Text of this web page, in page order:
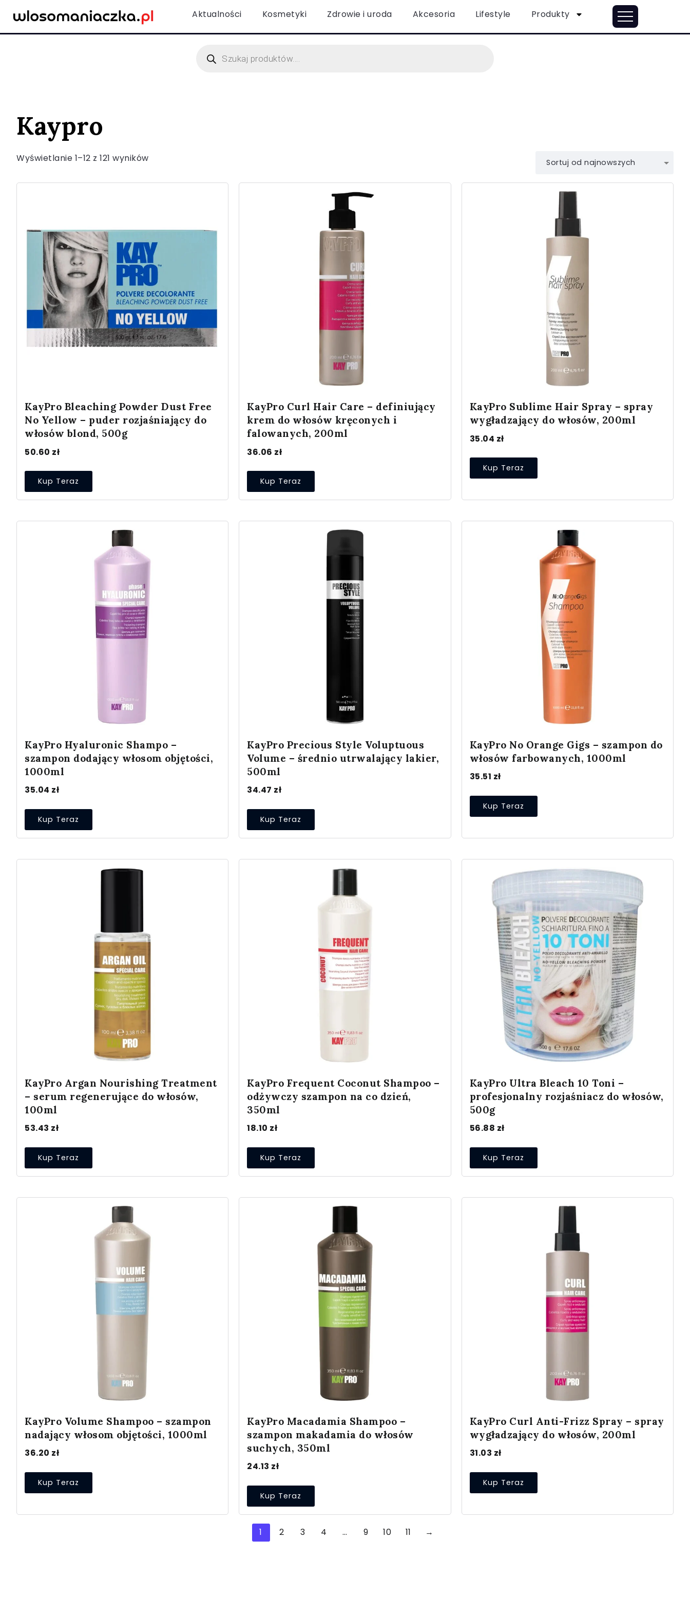
Aktualności Kosmetyki Zdrowie i uroda Akcesoria Lifestyle Produkty
Kaypro
Wyświetlanie 1–12 z 121 wyników
KayPro Bleaching Powder Dust Free
No Yellow – puder rozjaśniający do
włosów blond, 500g
50.60 zł
Kup Teraz
KayPro Curl Hair Care – definiujący
krem do włosów kręconych i
falowanych, 200ml
36.06 zł
Kup Teraz
KayPro Sublime Hair Spray – spray
wygładzający do włosów, 200ml
35.04 zł
Kup Teraz
KayPro Hyaluronic Shampo –
szampon dodający włosom objętości,
1000ml
35.04 zł
Kup Teraz
KayPro Precious Style Voluptuous
Volume – średnio utrwalający lakier,
500ml
34.47 zł
Kup Teraz
KayPro No Orange Gigs – szampon do
włosów farbowanych, 1000ml
35.51 zł
Kup Teraz
KayPro Argan Nourishing Treatment
– serum regenerujące do włosów,
100ml
53.43 zł
Kup Teraz
KayPro Frequent Coconut Shampoo –
odżywczy szampon na co dzień,
350ml
18.10 zł
Kup Teraz
KayPro Ultra Bleach 10 Toni –
profesjonalny rozjaśniacz do włosów,
500g
56.88 zł
Kup Teraz
KayPro Volume Shampoo – szampon
nadający włosom objętości, 1000ml
36.20 zł
Kup Teraz
KayPro Macadamia Shampoo –
szampon makadamia do włosów
suchych, 350ml
24.13 zł
Kup Teraz
KayPro Curl Anti-Frizz Spray – spray
wygładzający do włosów, 200ml
31.03 zł
Kup Teraz
1 2 3 4 … 9 10 11 →